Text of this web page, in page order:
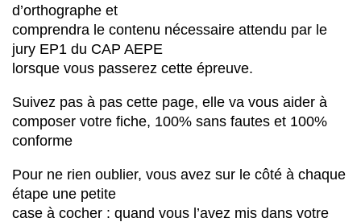
d’orthographe et
comprendra le contenu nécessaire attendu par le
jury EP1 du CAP AEPE
lorsque vous passerez cette épreuve.
Suivez pas à pas cette page, elle va vous aider à
composer votre fiche, 100% sans fautes et 100%
conforme
Pour ne rien oublier, vous avez sur le côté à chaque
étape une petite
case à cocher : quand vous l’avez mis dans votre